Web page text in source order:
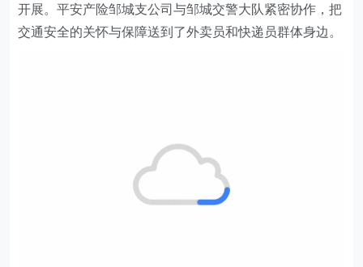
开展。平安产险邹城支公司与邹城交警大队紧密协作，把
交通安全的关怀与保障送到了外卖员和快递员群体身边 。